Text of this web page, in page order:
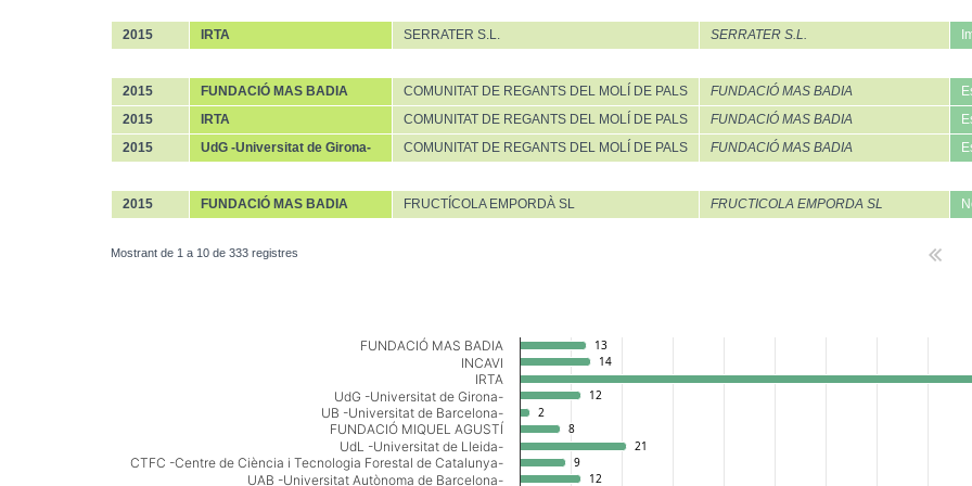
2015
IRTA SERRATER S.L. SERRATER S.L.
2015
FUNDACIÓ MAS BADIA COMUNITAT DE REGANTS DEL MOLÍ DE PALS FUNDACIÓ MAS BADIA
2015
IRTA COMUNITAT DE REGANTS DEL MOLÍ DE PALS FUNDACIÓ MAS BADIA
2015
UdG -Universitat de Girona- COMUNITAT DE REGANTS DEL MOLÍ DE PALS FUNDACIÓ MAS BADIA
2015
FUNDACIÓ MAS BADIA FRUCTÍCOLA EMPORDÀ SL FRUCTICOLA EMPORDA SL
Mostrant de 1 a 10 de 333 registres
I
13
13
14
14
12
12
2
2
8
8
21
21
9
9
12
12
FUNDACIÓ MAS BADIA
INCAVI
IRTA
UdG -Universitat de Girona-
UB -Universitat de Barcelona-
FUNDACIÓ MIQUEL AGUSTÍ
UdL -Universitat de Lleida-
CTFC -Centre de Ciència i Tecnologia Forestal de Catalunya-
UAB -Universitat Autònoma de Barcelona-